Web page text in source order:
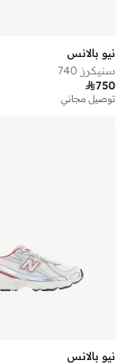
نيو بالانس
سنيكرز 740
750
توصيل مجاني
نيو بالانس